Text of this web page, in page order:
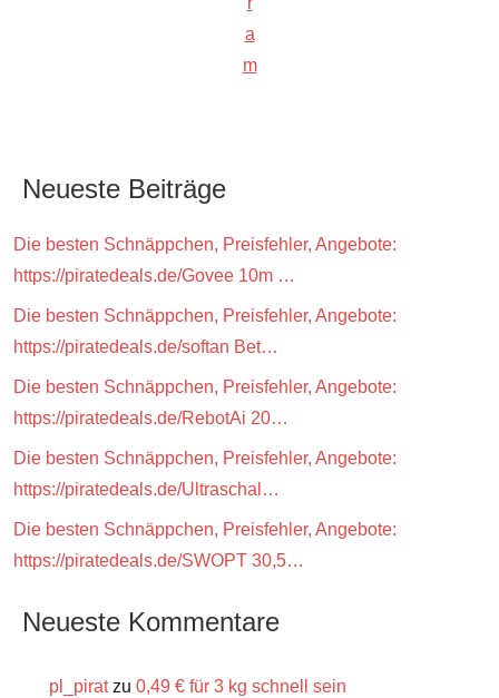
a
m
Neueste Beiträge
Die besten Schnäppchen, Preisfehler, Angebote:
https://piratedeals.de/Govee 10m …
Die besten Schnäppchen, Preisfehler, Angebote:
https://piratedeals.de/softan Bet…
Die besten Schnäppchen, Preisfehler, Angebote:
https://piratedeals.de/RebotAi 20…
Die besten Schnäppchen, Preisfehler, Angebote:
https://piratedeals.de/Ultraschal…
Die besten Schnäppchen, Preisfehler, Angebote:
https://piratedeals.de/SWOPT 30,5…
Neueste Kommentare
pl_piratzu 0,49 € für 3 kg schnell sein